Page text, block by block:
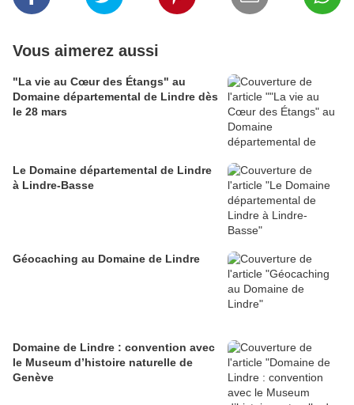
Vous aimerez aussi
"La vie au Cœur des Étangs" au
Domaine départemental de Lindre dès
le 28 mars
Le Domaine départemental de Lindre
à Lindre-Basse
Géocaching au Domaine de Lindre
Domaine de Lindre : convention avec
le Museum d’histoire naturelle de
Genève